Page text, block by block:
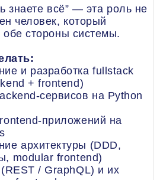
знаете всё” — эта роль не
человек, который
обе стороны системы.
и разработка fullstack
+ frontend)
сервисов на Python
приложений на
архитектуры (DDD,
modular frontend)
/ GraphQL) и их